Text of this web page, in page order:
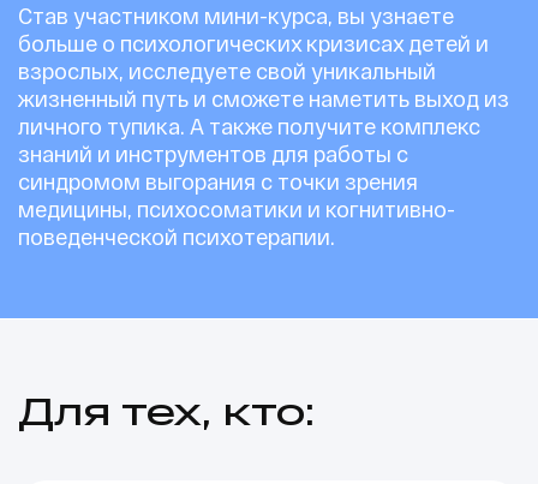
Став участником мини-курса, вы узнаете
больше о психологических кризисах детей и
взрослых, исследуете свой уникальный
жизненный путь и сможете наметить выход из
личного тупика. А также получите комплекс
знаний и инструментов для работы с
синдромом выгорания с точки зрения
медицины, психосоматики и когнитивно-
поведенческой психотерапии.
Для тех, кто: